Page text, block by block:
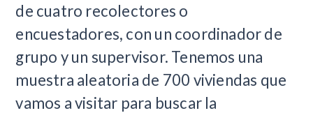
de cuatro recolectores o
encuestadores, con un coordinador de
grupo y un supervisor. Tenemos una
muestra aleatoria de 700 viviendas que
vamos a visitar para buscar la